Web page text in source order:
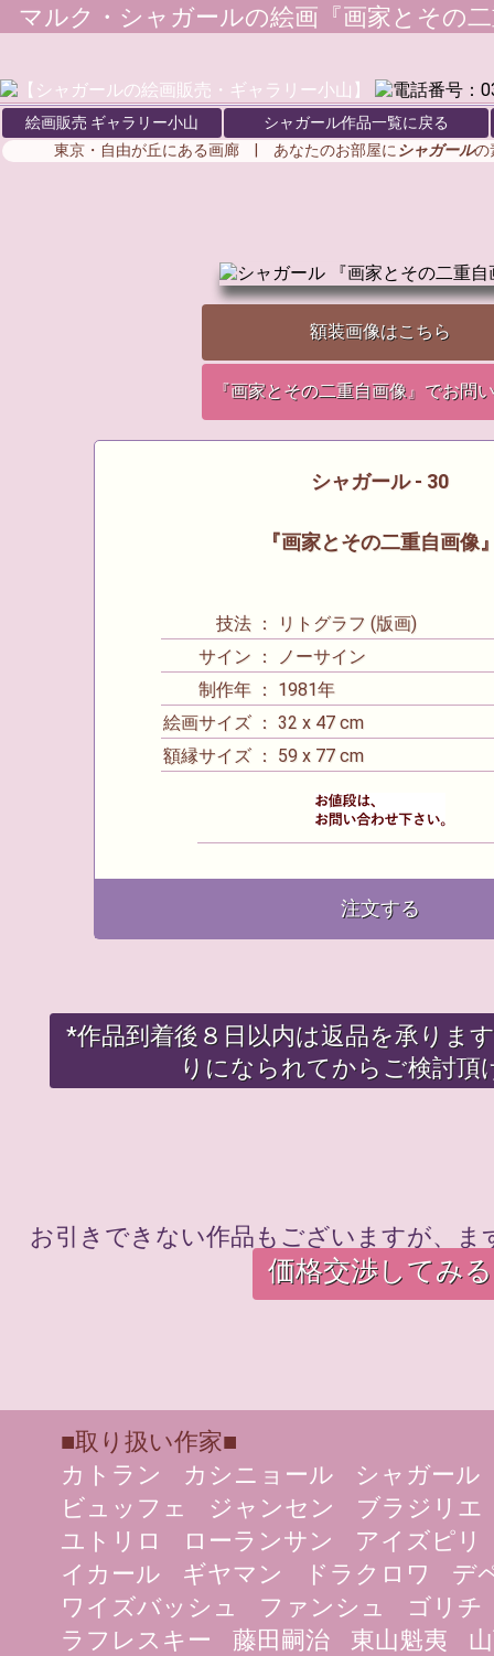
マルク・シャガールの絵画『画家とその
絵画販売 ギャラリー小山
シャガール作品一覧に戻る
東京・自由が丘にある画廊 | あなたのお部屋に シャガールの
額装画像はこちら
『画家とその二重自画像』でお問
シャガール - 30
『画家とその二重自画像
技法 ： リトグラフ (版画)
サイン ： ノーサイン
制作年 ： 1981年
絵画サイズ ： 32 x 47 cm
額縁サイズ ： 59 x 77 cm
注文する
*作品到着後８日以内は返品を承りま
りになられてからご検討頂
お引きできない作品もございますが、
価格交渉してみる
■取り扱い作家■
カトラン
カシニョール
シャガール
ビュッフェ
ジャンセン
ブラジリエ
ユトリロ
ローランサン
アイズピリ
イカール
ギヤマン ドラクロワ
デ
ワイズバッシュ
ファンシュ
ゴリチ
ラフレスキー
藤田嗣治 東山魁夷